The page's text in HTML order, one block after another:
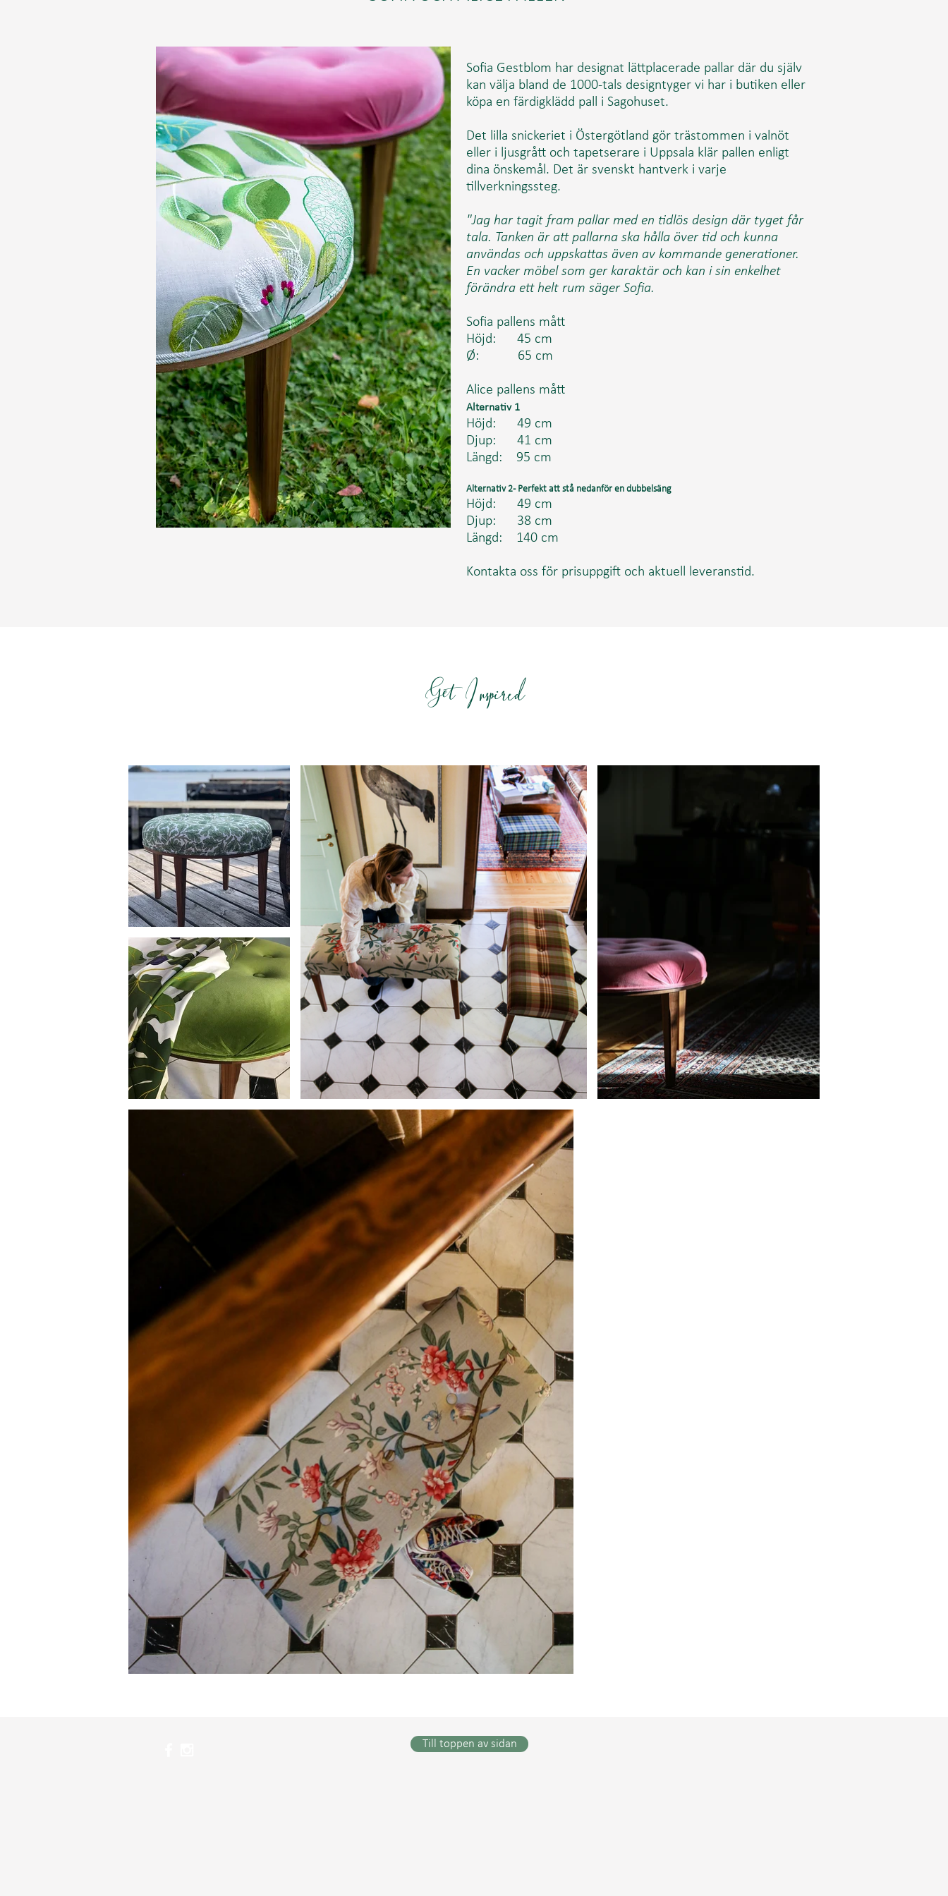
Sofia Gestblom har designat lättplacerade pallar där du själv
kan välja bland de 1000-tals designtyger vi har i butiken eller
köpa en färdigklädd pall i Sagohuset.
Det lilla snickeriet i Östergötland gör trästommen i valnöt
eller i ljusgrått och tapetserare i Uppsala klär pallen enligt
dina önskemål. Det är svenskt hantverk i varje
tillverkningssteg.
"Jag har tagit fram pallar med en tidlös design där tyget får
tala. Tanken är att pallarna ska hålla över tid och kunna
användas och uppskattas även av kommande generationer.
En vacker möbel som ger karaktär och kan i sin enkelhet
förändra ett helt rum säger Sofia.
Sofia pallens mått
Höjd: 45 cm
Ø: 65 cm
Alice pallens mått
Alternativ 1
Höjd: 49 cm
Djup: 41 cm
Längd: 95 cm
Alternativ 2 - Perfekt att stå nedanför en dubbelsäng
Höjd: 49 cm
Djup: 38 cm
Längd: 140 cm
Kontakta oss för prisuppgift och aktuell leveranstid.
Get Inspired
Till toppen av sidan